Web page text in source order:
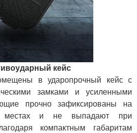
кейс
в ударопрочный кейс с
замками и усиленными
прочно зафиксированы на
местах и не выпадают при
компактным габаритам